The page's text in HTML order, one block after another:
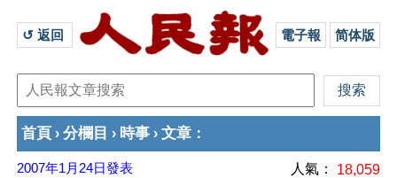
↺ 返回 電子報 简体版
首頁 › 分欄目 › 時事 › 文章 ：
2007年1月24日發表 人氣： 18,059